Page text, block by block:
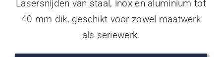
Lasersnijden van staal, inox en aluminium tot
40 mm dik, geschikt voor zowel maatwerk
als seriewerk.